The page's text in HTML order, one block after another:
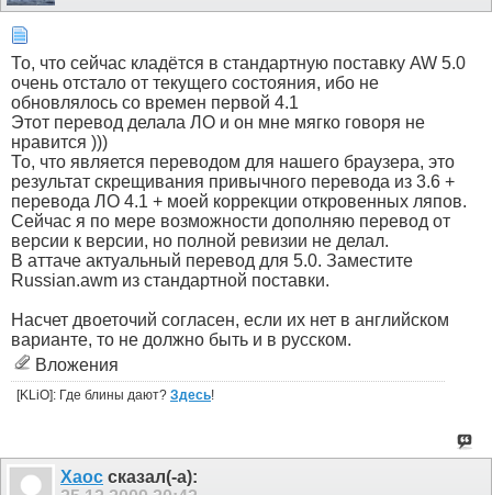
То, что сейчас кладётся в стандартную поставку AW 5.0
очень отстало от текущего состояния, ибо не
обновлялось со времен первой 4.1
Этот перевод делала ЛО и он мне мягко говоря не
нравится )))
То, что является переводом для нашего браузера, это
результат скрещивания привычного перевода из 3.6 +
перевода ЛО 4.1 + моей коррекции откровенных ляпов.
Сейчас я по мере возможности дополняю перевод от
версии к версии, но полной ревизии не делал.
В аттаче актуальный перевод для 5.0. Заместите
Russian.awm из стандартной поставки.
Насчет двоеточий согласен, если их нет в английском
варианте, то не должно быть и в русском.
Вложения
[KLiO]: Где блины дают? Здесь!
Xaoc сказал(-а):